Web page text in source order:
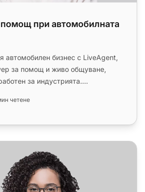
при автомобилната
автомобилен бизнес с LiveAgent,
за помощ и живо общуване,
за индустрията.
четене
клиенти за търговската